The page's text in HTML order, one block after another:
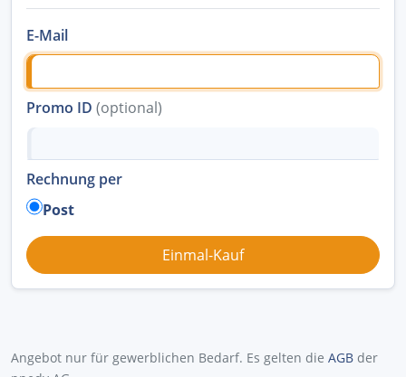
E-Mail
Promo ID (optional)
Rechnung per
Post
Angebot nur für gewerblichen Bedarf. Es gelten die AGB der